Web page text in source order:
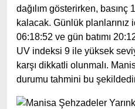
dağılım gösterirken, basınç
kalacak. Günlük
06:18:52 ve gün batımı
UV indeksi 9 ile yüksek
karşı dikkatli olunmalı.
durumu tahmini bu